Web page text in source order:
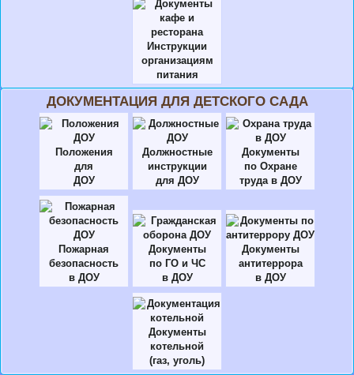
Инструкции
организациям
питания
ДОКУМЕНТАЦИЯ ДЛЯ ДЕТСКОГО САДА
Положения
для
ДОУ
Должностные
инструкции
для ДОУ
Документы
по Охране
труда в ДОУ
Пожарная
безопасность
в ДОУ
Документы
по ГО и ЧС
в ДОУ
Документы
антитеррора
в ДОУ
Документы
котельной
(газ, уголь)